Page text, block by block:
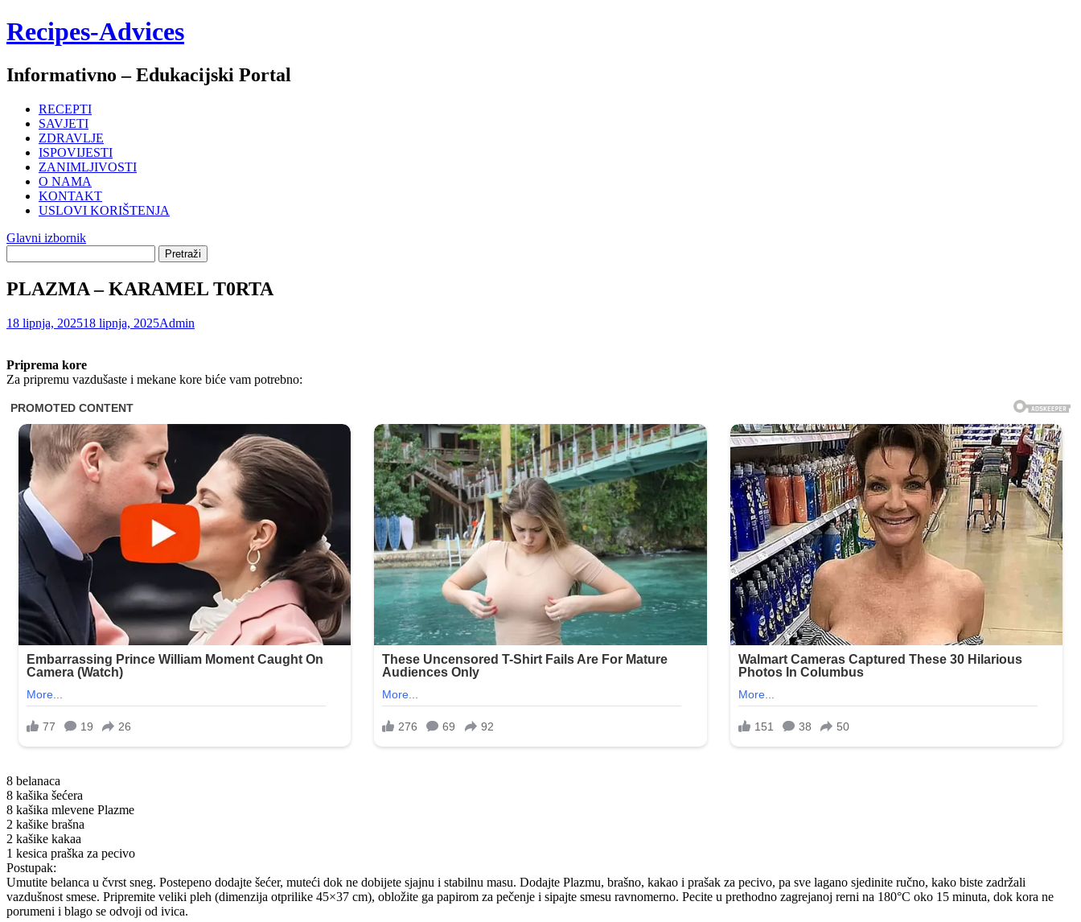
Skoči
do
Recipes-Advices
Informativno – Edukacijski Portal
RECEPTI
SAVJETI
ZDRAVLJE
ISPOVIJESTI
ZANIMLJIVOSTI
O NAMA
KONTAKT
USLOVI KORIŠTENJA
Glavni izbornik
PLAZMA – KARAMEL T0RTA
18 lipnja, 202518 lipnja, 2025Admin
Priprema kore
Za pripremu vazdušaste i mekane kore biće vam potrebno:
8 belanaca
8 kašika šećera
8 kašika mlevene Plazme
2 kašike brašna
2 kašike kakaa
1 kesica praška za pecivo
Postupak:
Umutite belanca u čvrst sneg. Postepeno dodajte šećer, muteći dok ne dobijete sjajnu i stabilnu masu. Dodajte Plazmu, brašno, kakao i prašak za pecivo, pa sve lagano sjedinite ručno, kako biste zadržali
vazdušnost smese. Pripremite veliki pleh (dimenzija otprilike 45×37 cm), obložite ga papirom za pečenje i sipajte smesu ravnomerno. Pecite u prethodno zagrejanoj rerni na 180°C oko 15 minuta, dok kora ne
porumeni i blago se odvoji od ivica.